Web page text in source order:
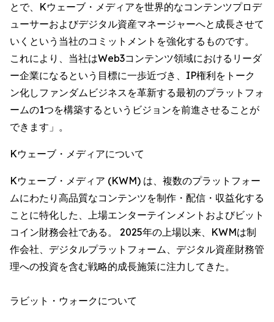
とで、Kウェーブ・メディアを世界的なコンテンツプロデ
ューサーおよびデジタル資産マネージャーへと成長させて
いくという当社のコミットメントを強化するものです。
これにより、当社はWeb3コンテンツ領域におけるリーダ
ー企業になるという目標に一歩近づき、IP権利をトーク
ン化しファンダムビジネスを革新する最初のプラットフォ
ームの1つを構築するというビジョンを前進させることが
できます」。
Kウェーブ・メディアについて
Kウェーブ・メディア (KWM) は、複数のプラットフォー
ムにわたり高品質なコンテンツを制作・配信・収益化する
ことに特化した、上場エンターテインメントおよびビット
コイン財務会社である。 2025年の上場以来、KWMは制
作会社、デジタルプラットフォーム、デジタル資産財務管
理への投資を含む戦略的成長施策に注力してきた。
ラビット・ウォークについて